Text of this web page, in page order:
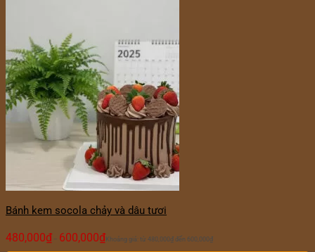
Bánh kem socola chảy và dâu tươi
480,000₫ – 600,000₫ Khoảng giá: từ 480,000₫ đến 600,000₫